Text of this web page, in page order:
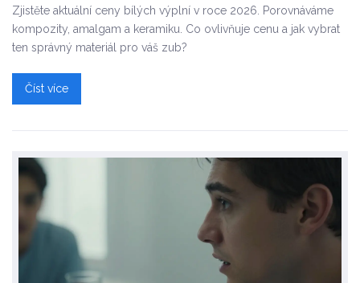
Zjistěte aktuální ceny bílých výplní v roce 2026. Porovnáváme
kompozity, amalgam a keramiku. Co ovlivňuje cenu a jak vybrat
ten správný materiál pro váš zub?
Číst více